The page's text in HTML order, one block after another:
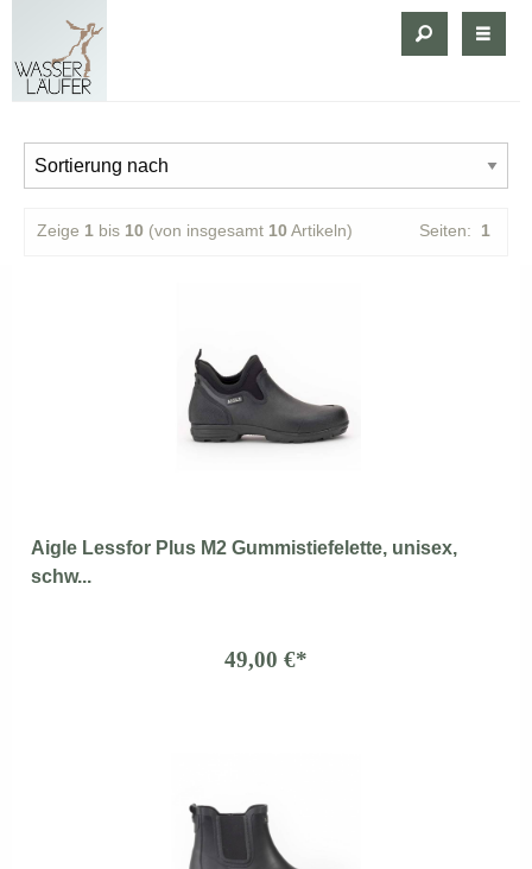
Zeige 1 bis 10 (von insgesamt 10 Artikeln) Seiten: 1
Aigle Lessfor Plus M2 Gummistiefelette, unisex,
schw...
49,00 €*